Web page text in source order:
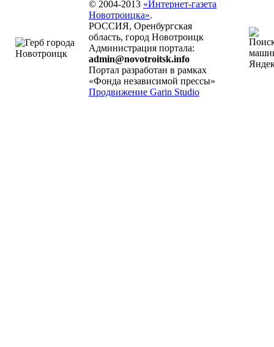
© 2004-2013 «Интернет-газета
Новотроицка».
РОССИЯ, Оренбургская
область, город Новотроицк
Администрация портала:
admin@novotroitsk.info
Портал разработан в рамках
«Фонда независимой прессы»
Продвижение Garin Studio